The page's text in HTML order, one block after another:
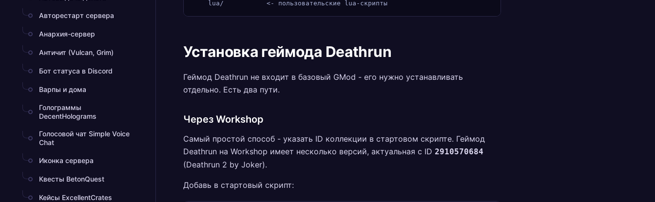
Авторестарт сервера
Анархия-сервер
Античит (Vulcan, Grim)
Бот статуса в Discord
Варпы и дома
Голограммы
DecentHolograms
Голосовой чат Simple Voice
Chat
Иконка сервера
Квесты BetonQuest
Кейсы ExcellentCrates
    lua/           <- пользовательские lua-скрипты
Установка геймода Deathrun
Геймод Deathrun не входит в базовый GMod - его нужно устанавливать
отдельно. Есть два пути.
Через Workshop
Самый простой способ - указать ID коллекции в стартовом скрипте. Геймод
Deathrun на Workshop имеет несколько версий, актуальная с ID 2910570684
(Deathrun 2 by Joker).
Добавь в стартовый скрипт: